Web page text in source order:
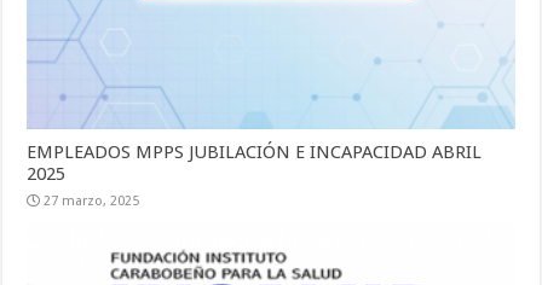
EMPLEADOS MPPS JUBILACIÓN E INCAPACIDAD ABRIL
2025
27 marzo, 2025